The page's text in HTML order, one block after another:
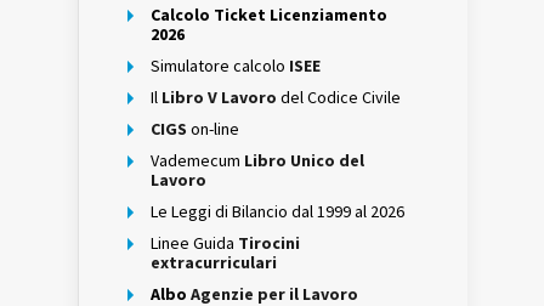
Calcolo Ticket Licenziamento
2026
Simulatore calcolo ISEE
Il Libro V Lavoro del Codice Civile
CIGS on-line
Vademecum Libro Unico del
Lavoro
Le Leggi di Bilancio dal 1999 al 2026
Linee Guida Tirocini
extracurriculari
Albo Agenzie per il Lavoro